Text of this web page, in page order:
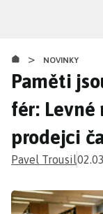
obsahu
> NOVINKY
Paměti
fér: Levné
prodejci
Pavel Trousil